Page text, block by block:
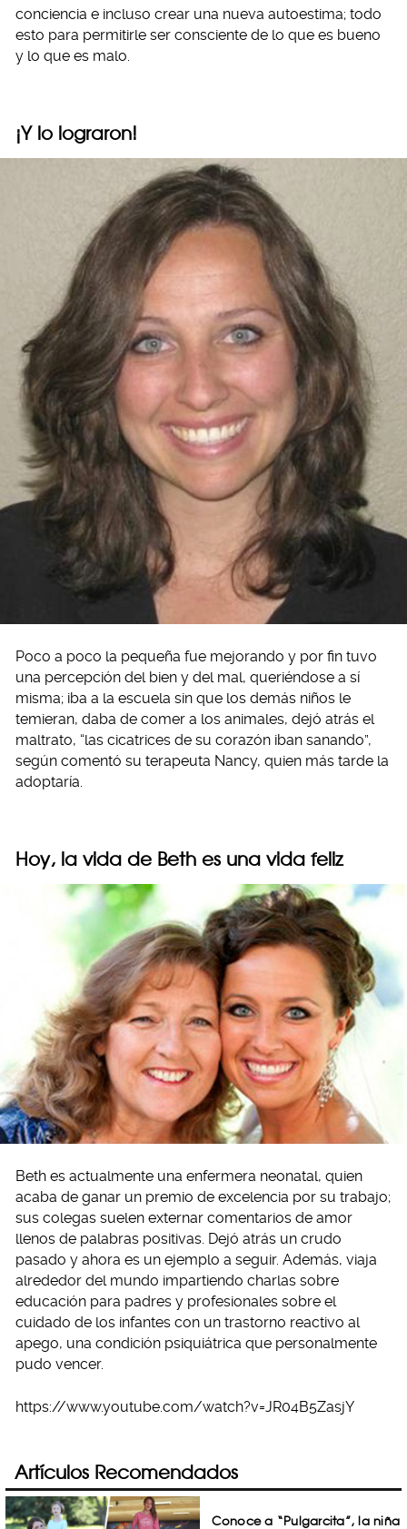
conciencia e incluso crear una nueva autoestima; todo
esto para permitirle ser consciente de lo que es bueno
y lo que es malo.
¡Y lo lograron!
Poco a poco la pequeña fue mejorando y por fin tuvo
una percepción del bien y del mal, queriéndose a sí
misma; iba a la escuela sin que los demás niños le
temieran, daba de comer a los animales, dejó atrás el
maltrato, “las cicatrices de su corazón iban sanando”,
según comentó su terapeuta Nancy, quien más tarde la
adoptaría.
Hoy, la vida de Beth es una vida feliz
Beth es actualmente una enfermera neonatal, quien
acaba de ganar un premio de excelencia por su trabajo;
sus colegas suelen externar comentarios de amor
llenos de palabras positivas. Dejó atrás un crudo
pasado y ahora es un ejemplo a seguir. Además, viaja
alrededor del mundo impartiendo charlas sobre
educación para padres y profesionales sobre el
cuidado de los infantes con un trastorno reactivo al
apego, una condición psiquiátrica que personalmente
pudo vencer.
https://www.youtube.com/watch?v=JR04B5ZasjY
Artículos Recomendados
Conoce a “Pulgarcita”, la niña